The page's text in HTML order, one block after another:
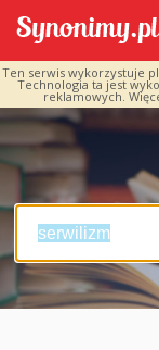
Ten serwis wykorzystuje
Technologia ta jest
reklamowych.